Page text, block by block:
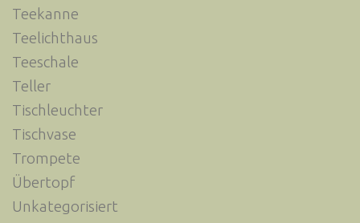
Teekanne
Teelichthaus
Teeschale
Teller
Tischleuchter
Tischvase
Trompete
Übertopf
Unkategorisiert